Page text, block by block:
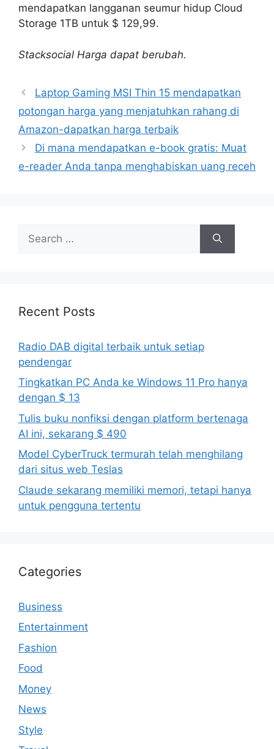
mendapatkan langganan seumur hidup Cloud
Storage 1TB untuk $ 129,99.
Stacksocial Harga dapat berubah.
Laptop Gaming MSI Thin 15 mendapatkan
potongan harga yang menjatuhkan rahang di
Amazon-dapatkan harga terbaik
Di mana mendapatkan e-book gratis: Muat
e-reader Anda tanpa menghabiskan uang receh
for:
Recent Posts
Radio DAB digital terbaik untuk setiap
pendengar
Tingkatkan PC Anda ke Windows 11 Pro hanya
dengan $ 13
Tulis buku nonfiksi dengan platform bertenaga
AI ini, sekarang $ 490
Model CyberTruck termurah telah menghilang
dari situs web Teslas
Claude sekarang memiliki memori, tetapi hanya
untuk pengguna tertentu
Categories
Business
Entertainment
Fashion
Food
Money
News
Style